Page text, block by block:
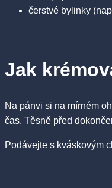
čerstvé bylinky
Jak
Na pánvi si na mírném
čas. Těsně před
Podávejte s kváskovým